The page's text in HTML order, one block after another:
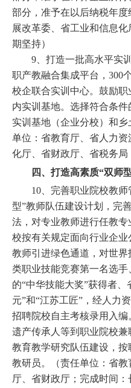
部分，准予在以后纳税年
展改革委、省工业和信息
期坚持）
9、打造一批高水平实
职产教融合集成平台，300
校企联合实训中心。鼓励
内实训基地。选择符合条
实训基地（企业分校）和
单位：省教育厅、省人力
化厅、省财政厅、省税务局
四、打造高素质“双师
10、完善职业院校教
型”教师队伍建设计划，完
法，对专业教师进行任教
校按有关规定面向行业企
教师引进绿色通道，对世
类职业技能竞赛第一名选
的“中华技能大奖”获得者
元”和“江苏工匠”，经人力
招聘院校自主考核录用入
遗产传承人等到职业院校
教育教学研究队伍建设，
教研员。（责任单位：省
厅、省财政厅；完成时间：